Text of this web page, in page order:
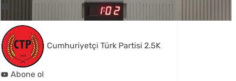
Cumhuriyetçi Türk Partisi 2.5K
Abone ol